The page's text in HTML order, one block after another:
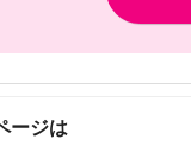
ージは